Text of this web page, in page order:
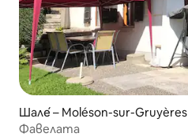
Шале́ – Moléson-sur-Gruyères
Фавелата